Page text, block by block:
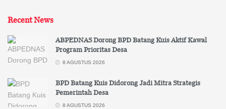
Recent News
ABPEDNAS Dorong BPD Batang Kuis Aktif Kawal
Program Prioritas Desa
8 AGUSTUS 2026
BPD Batang Kuis Didorong Jadi Mitra Strategis
Pemerintah Desa
8 AGUSTUS 2026